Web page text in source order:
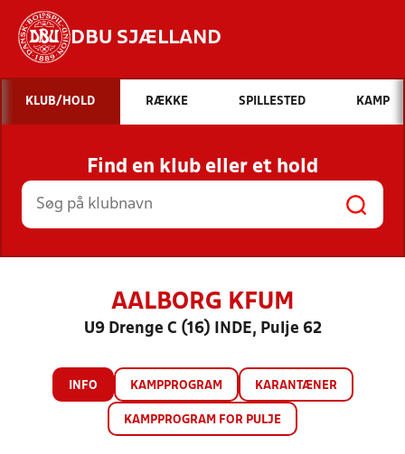
DBU SJÆLLAND
Hvad vil du søge efter?
INDHOLD OG NYHEDER
STILLINGER, RESULTATER, KLUBBER OG
HOLD
KLUB/HOLD RÆKKE SPILLESTED KAMP
Find en klub eller et hold
AALBORG KFUM
U9 Drenge C (16) INDE, Pulje 62
INFO KAMPPROGRAM KARANTÆNER
KAMPPROGRAM FOR PULJE